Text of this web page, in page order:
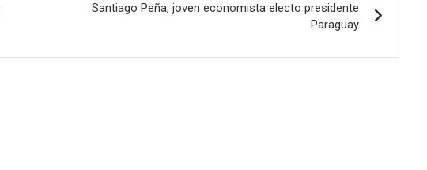
Santiago Peña, joven economista electo presidente
Paraguay